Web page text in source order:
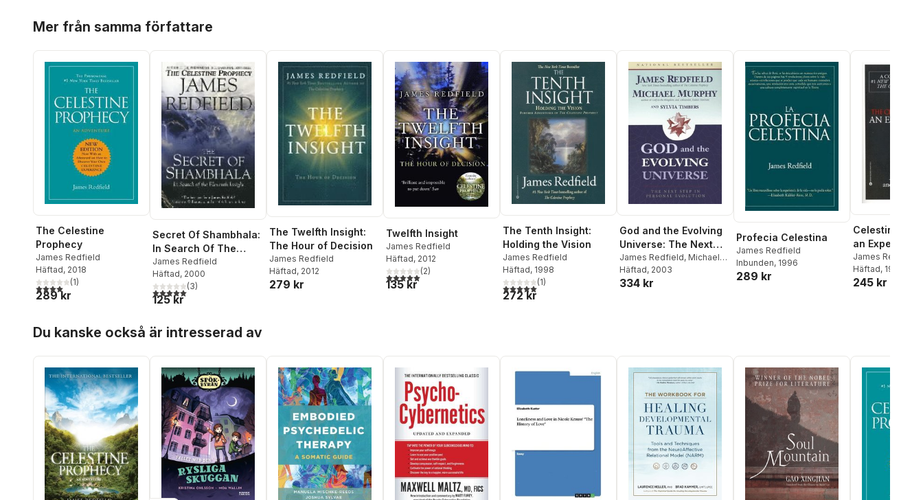
Mer från samma författare
The Celestine
Prophecy
James Redfield
Häftad, 2018
4,0utav 5 stjärnor. Totalt antal röster:
(1)
289 kr
Secret Of Shambhala:
In Search Of The
Eleventh Insight
James Redfield
Häftad, 2000
5,0utav 5 stjärnor. Totalt antal röster:
(3)
125 kr
The Twelfth Insight:
The Hour of Decision
James Redfield
Häftad, 2012
279 kr
Twelfth Insight
James Redfield
Häftad, 2012
5,0utav 5 stjärnor. Totalt antal röster:
(2)
135 kr
The Tenth Insight:
Holding the Vision
James Redfield
Häftad, 1998
5,0utav 5 stjärnor. Totalt antal röster:
(1)
272 kr
God and the Evolving
Universe: The Next
Step in Personal
Evolution
James Redfield, Michael
Murphy
Häftad, 2003
334 kr
Profecia Celestina
James Redfield
Inbunden, 1996
289 kr
Celestine
an
James Redfield
Häftad, 1995
245 kr
Du kanske också är intresserad av